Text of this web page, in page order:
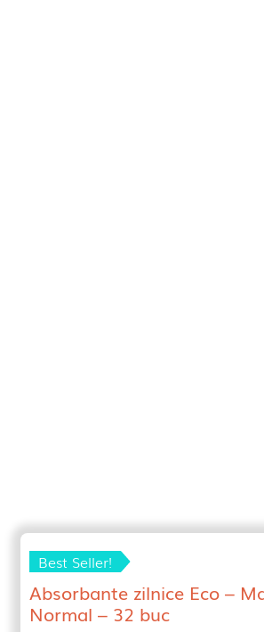
Best Seller!
Absorbante zilnice Eco –
Normal – 32 buc